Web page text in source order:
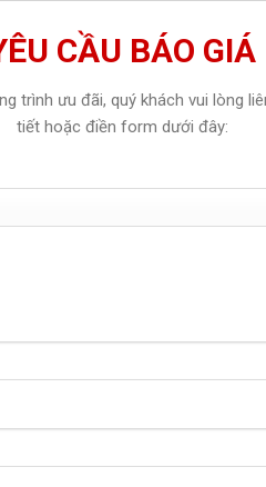
CẦU BÁO GIÁ
trình ưu đãi, quý khách vui lòng
tiết hoặc điền form dưới đây: